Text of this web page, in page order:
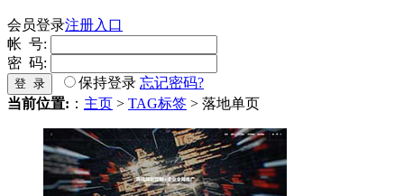
会员登录注册入口
帐 号:
密 码:
登 录 保持登录 忘记密码?
当前位置: ： 主页 > TAG标签 > 落地单页